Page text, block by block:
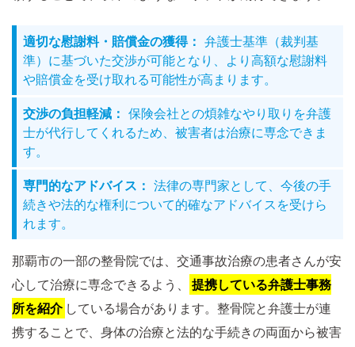
適切な慰謝料・賠償金の獲得： 弁護士基準（裁判基
準）に基づいた交渉が可能となり、より高額な慰謝料
や賠償金を受け取れる可能性が高まります。
交渉の負担軽減： 保険会社との煩雑なやり取りを弁護
士が代行してくれるため、被害者は治療に専念できま
す。
専門的なアドバイス： 法律の専門家として、今後の手
続きや法的な権利について的確なアドバイスを受けら
れます。
那覇市の一部の整骨院では、交通事故治療の患者さんが安
心して治療に専念できるよう、
提携している弁護士事務
所を紹介 している場合があります。整骨院と弁護士が連
携することで、身体の治療と法的な手続きの両面から被害